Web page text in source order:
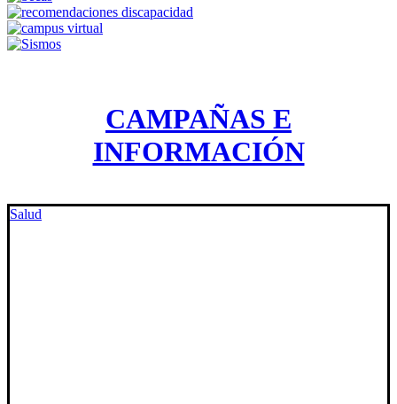
CAMPAÑAS E
INFORMACIÓN
Salud